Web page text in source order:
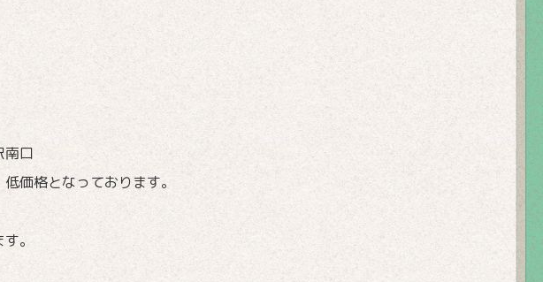
南口
価格となっております。
。